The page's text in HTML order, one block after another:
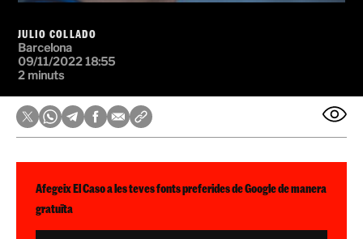
JULIO COLLADO
Barcelona
09/11/2022 18:55
2 minuts
Afegeix El Caso a les teves fonts preferides de Google de manera
gratuïta